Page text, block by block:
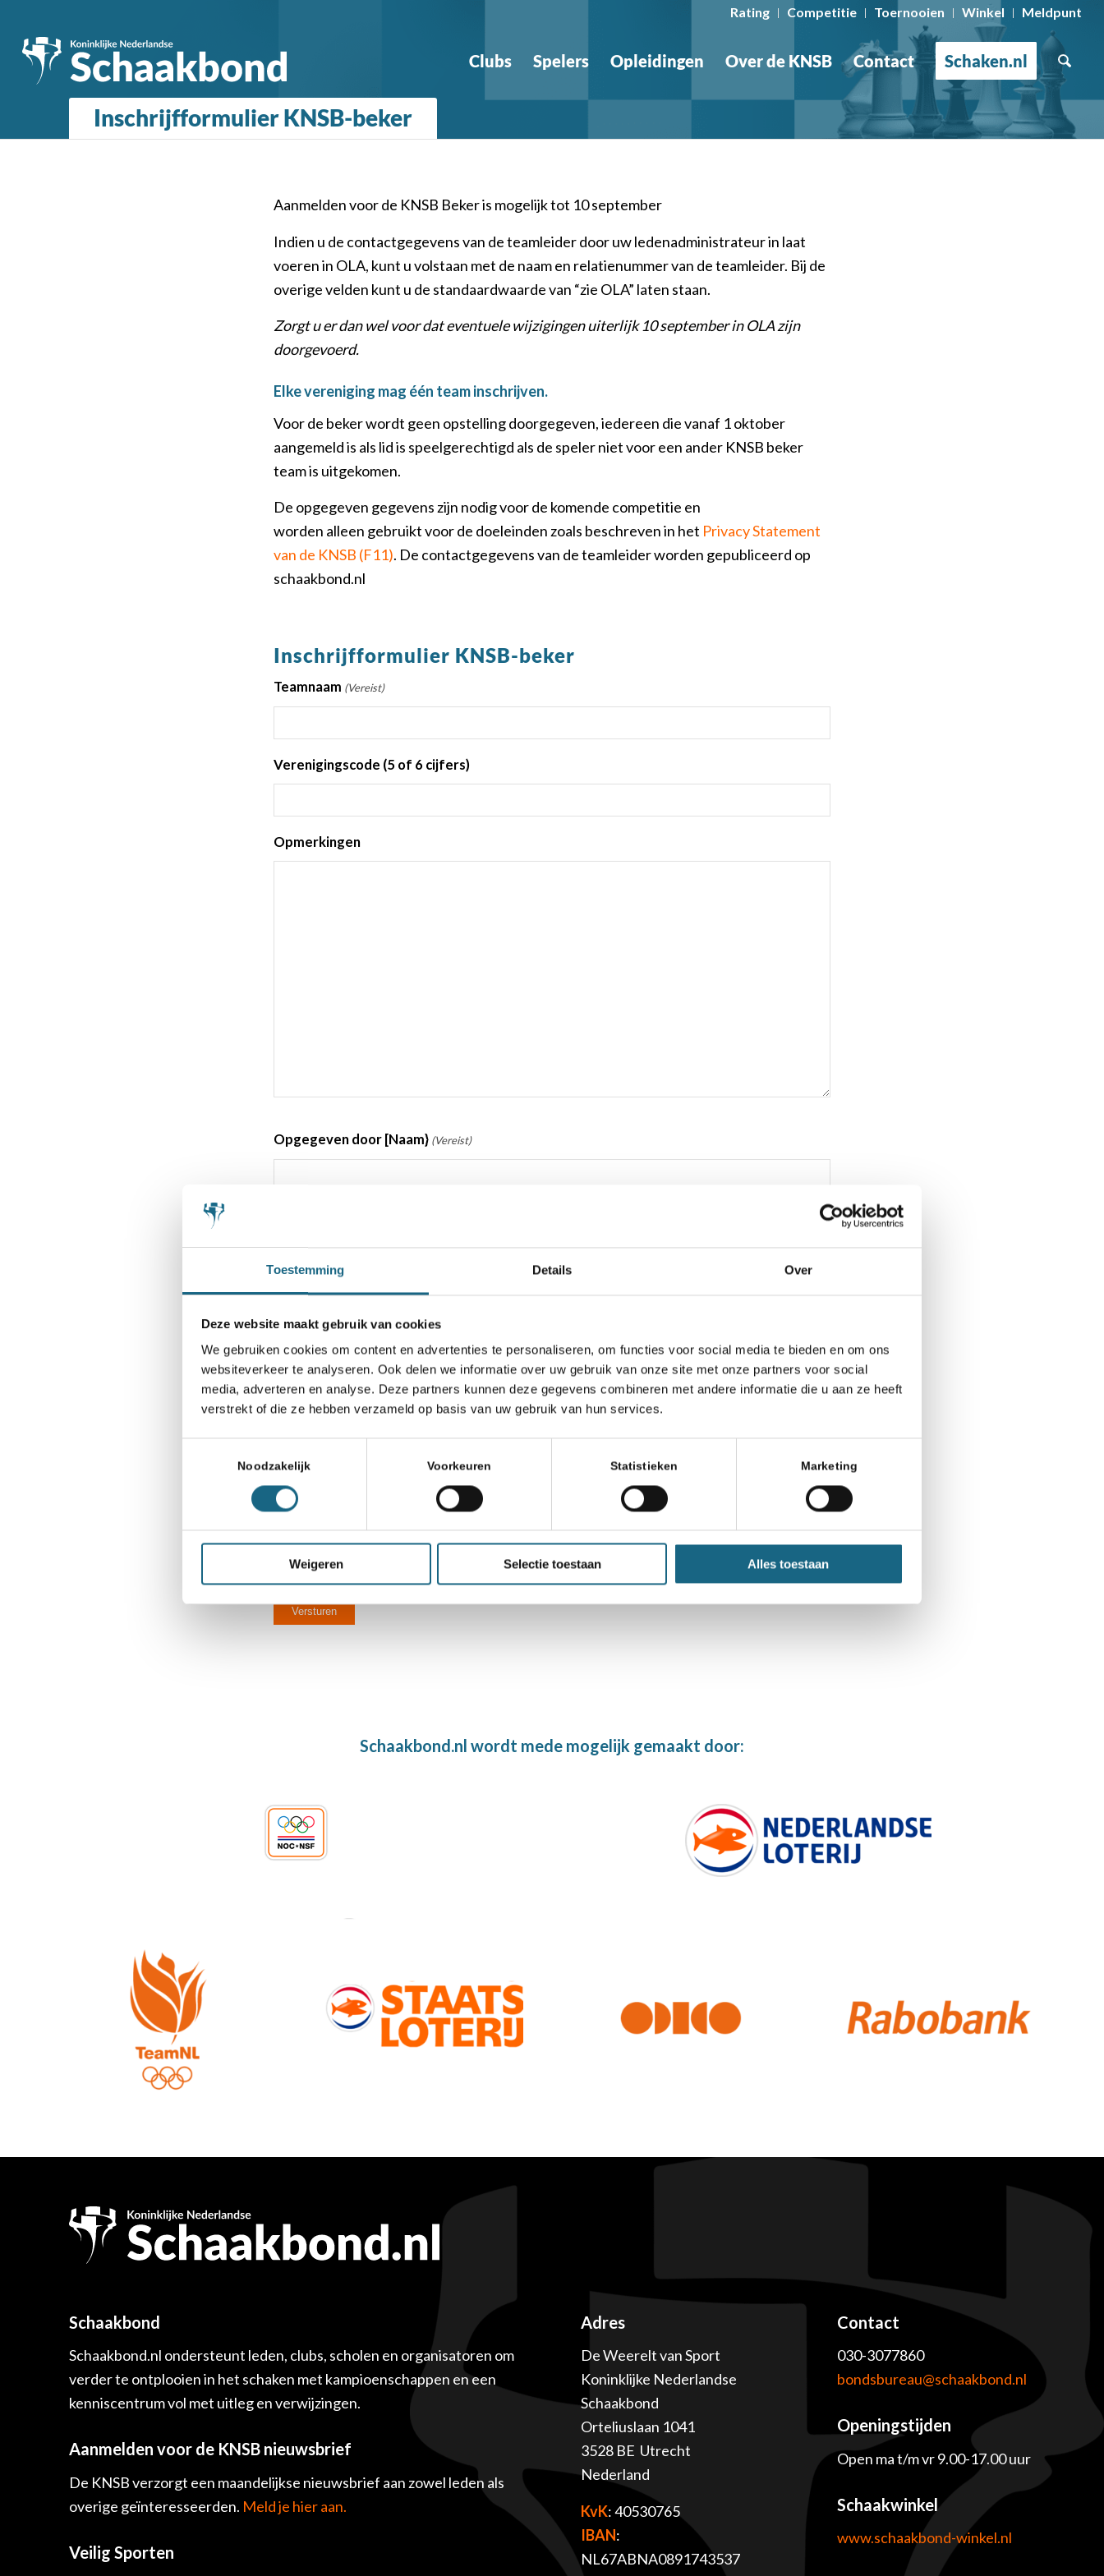
Toestemming Details Over
Deze website maakt gebruik van cookies
We gebruiken cookies om content en advertenties te personaliseren, om functies voor social media te bieden en om ons
websiteverkeer te analyseren. Ook delen we informatie over uw gebruik van onze site met onze partners voor social
media, adverteren en analyse. Deze partners kunnen deze gegevens combineren met andere informatie die u aan ze heeft
verstrekt of die ze hebben verzameld op basis van uw gebruik van hun services.
Noodzakelijk Voorkeuren Statistieken Marketing
Weigeren Selectie toestaan Alles toestaan
Rating Competitie Toernooien Winkel Meldpunt
Clubs Spelers Opleidingen Over de KNSB Contact Schaken.nl
Inschrijfformulier KNSB-beker
Aanmelden voor de KNSB Beker is mogelijk tot 10 september
Indien u de contactgegevens van de teamleider door uw ledenadministrateur in laat
voeren in OLA, kunt u volstaan met de naam en relatienummer van de teamleider. Bij de
overige velden kunt u de standaardwaarde van “zie OLA” laten staan.
Zorgt u er dan wel voor dat eventuele wijzigingen uiterlijk 10 september in OLA zijn
doorgevoerd.
Elke vereniging mag één team inschrijven.
Voor de beker wordt geen opstelling doorgegeven, iedereen die vanaf 1 oktober
aangemeld is als lid is speelgerechtigd als de speler niet voor een ander KNSB beker
team is uitgekomen.
De opgegeven gegevens zijn nodig voor de komende competitie en
worden alleen gebruikt voor de doeleinden zoals beschreven in het Privacy Statement
van de KNSB (F11). De contactgegevens van de teamleider worden gepubliceerd op
schaakbond.nl
Inschrijfformulier KNSB-beker
Teamnaam (Vereist)
Verenigingscode (5 of 6 cijfers)
Opmerkingen
Opgegeven door [Naam} (Vereist)
E-mailadres (Vereist)
Teamleider (Vereist)
E-mailadres teamleider
Schaakbond.nl wordt mede mogelijk gemaakt door:
Schaakbond
Schaakbond.nl ondersteunt leden, clubs, scholen en organisatoren om
verder te ontplooien in het schaken met kampioenschappen en een
kenniscentrum vol met uitleg en verwijzingen.
Aanmelden voor de KNSB nieuwsbrief
De KNSB verzorgt een maandelijkse nieuwsbrief aan zowel leden als
overige geïnteresseerden. Meld je hier aan.
Veilig Sporten
Adres
De Weerelt van Sport
Koninklijke Nederlandse
Schaakbond
Orteliuslaan 1041
3528 BE Utrecht
Nederland
KvK: 40530765
IBAN:
NL67ABNA0891743537
Contact
030-3077860
bondsbureau@schaakbond.nl
Openingstijden
Open ma t/m vr 9.00-17.00 uur
Schaakwinkel
www.schaakbond-winkel.nl